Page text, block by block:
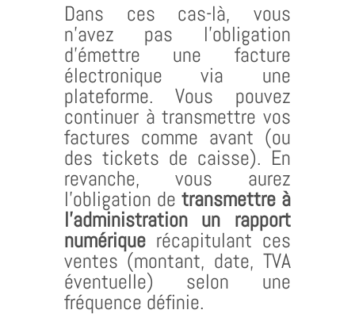
Dans ces cas-là, vous
n’avez pas l’obligation
d’émettre une facture
électronique via une
plateforme. Vous pouvez
continuer à transmettre vos
factures comme avant (ou
des tickets de caisse). En
revanche, vous aurez
l’obligation detransmettre à
l’administration un rapport
numériquerécapitulant ces
ventes (montant, date, TVA
éventuelle) selon une
fréquence définie.